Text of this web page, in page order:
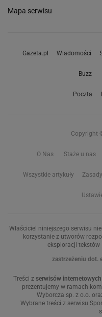
Mapa serwisu
Gazeta.pl Wiadomości
Buzz
Poczta
Copyright
O Nas Staże u nas
Wszystkie artykuły
Właściciel niniejszego serwisu
korzystanie z utworów
eksploracji tekstów
zastrzeżeniu dot.
Treści z serwisów internetowych
prezentujemy w ramach
Wyborcza sp. z o.o.
Wybrane treści z serwisu